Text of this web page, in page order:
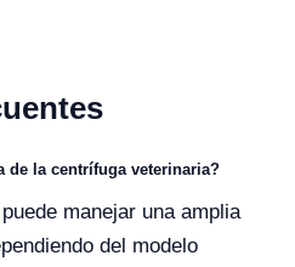
de la centrífuga veterinaria?
manejar una amplia
del modelo